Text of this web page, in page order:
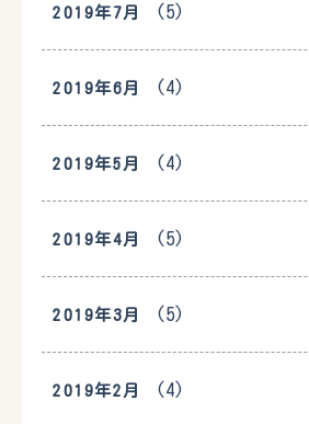
2019年7月 (5)
2019年6月 (4)
2019年5月 (4)
2019年4月 (5)
2019年3月 (5)
2019年2月 (4)